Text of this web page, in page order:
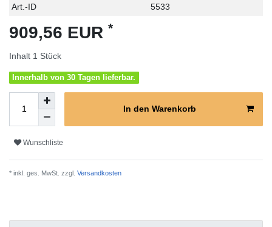
Technisches
Wert
Art.-ID 5533
909,56 EUR *
Inhalt 1 Stück
Innerhalb von 30 Tagen lieferbar.
In den Warenkorb
Wunschliste
* inkl. ges. MwSt. zzgl. Versandkosten